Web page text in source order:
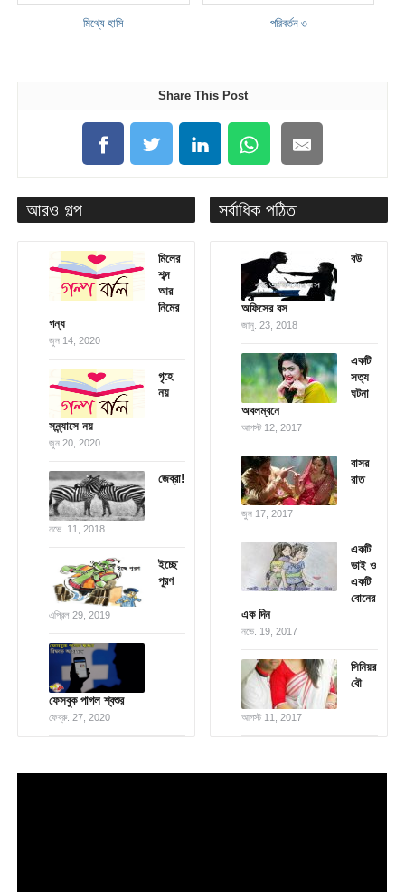
মিথ্যে হাসি পরিবর্তন ৩
Share This Post
আরও গল্প
মিলের
শব্দ
আর
নিমের
গন্ধ
জুন 14, 2020
গৃহে
নয়
সন্ন্যাসে নয়
জুন 20, 2020
জেব্রা!
নভে. 11, 2018
ইচ্ছে
পূরণ
এপ্রিল 29, 2019
ফেসবুক পাগল শ্বশুর
ফেব্রু. 27, 2020
সর্বাধিক পঠিত
বউ
অফিসের বস
জানু. 23, 2018
একটি
সত্য
ঘটনা
অবলম্বনে
আগস্ট 12, 2017
বাসর
রাত
জুন 17, 2017
একটি
ভাই ও
একটি
বোনের
এক দিন
নভে. 19, 2017
সিনিয়র
বৌ
আগস্ট 11, 2017